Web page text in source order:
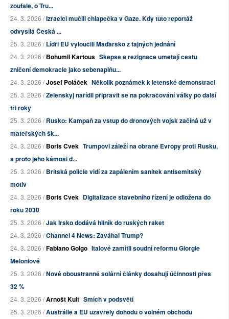
zoufale, o Tru...
24. 3. 2026 /Izraelci mučili chlapečka v Gaze. Kdy tuto reportáž
odvysílá Česká ...
25. 3. 2026 /Lídři EU vyloučili Maďarsko z tajných jednání
24. 3. 2026 /Bohumil Kartous Skepse a rezignace umetají cestu
zničení demokracie jako sebenaplňu...
24. 3. 2026 /Josef Poláček Několik poznámek k letenské demonstraci
25. 3. 2026 /Zelenskyj nařídil připravit se na pokračování války po další
tři roky
25. 3. 2026 /Rusko: Kampaň za vstup do dronových vojsk začíná už v
mateřských šk...
24. 3. 2026 /Boris Cvek Trumpovi záleží na obraně Evropy proti Rusku,
a proto jeho kámoši d...
25. 3. 2026 /Britská policie vidí za zapálením sanitek antisemitský
motiv
24. 3. 2026 /Boris Cvek Digitalizace stavebního řízení je odložena do
roku 2030
25. 3. 2026 /Jak Irsko dodává hliník do ruských raket
24. 3. 2026 /Channel 4 News: Zaváhal Trump?
24. 3. 2026 /Fabiano Golgo Italové zamítli soudní reformu Giorgie
Meloniové
25. 3. 2026 /Nové oboustranné solární články dosahují účinnosti přes
32 %
24. 3. 2026 /Arnošt Kult Smích v podsvětí
25. 3. 2026 /Austrálie a EU uzavřely dohodu o volném obchodu